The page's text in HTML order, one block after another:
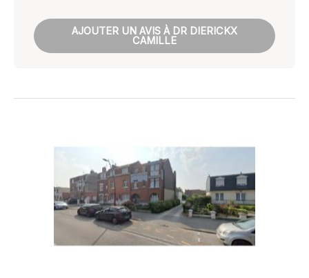
AJOUTER UN AVIS À DR DIERICKX
CAMILLE